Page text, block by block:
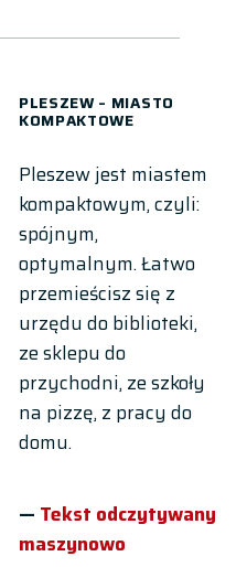
PLESZEW – MIASTO
KOMPAKTOWE
Pleszew jest miastem
kompaktowym, czyli:
spójnym,
optymalnym. Łatwo
przemieścisz się z
urzędu do biblioteki,
ze sklepu do
przychodni, ze szkoły
na pizzę, z pracy do
domu.
Tekst odczytywany
maszynowo